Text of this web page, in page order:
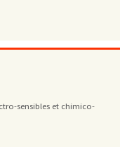
sensibles et chimico-